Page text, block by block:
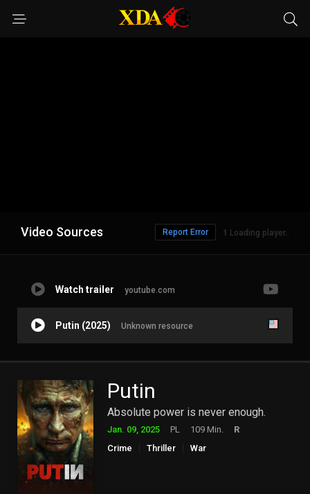
Video Sources Loading player..
Report Error
Watch trailer youtube.com
Putin (2025) Unknown resource
Putin
Absolute power is never enough.
Jan. 09, 2025 PL 109 Min.
R
Crime
Thriller War